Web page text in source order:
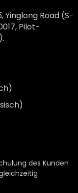
Yinglong Road (S-
Pilot-
des Kunden